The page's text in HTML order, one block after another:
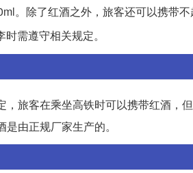
。除了红酒之外，旅客还可以携带
需遵守相关规定。
旅客在乘坐高铁时可以携带红酒，
由正规厂家生产的。